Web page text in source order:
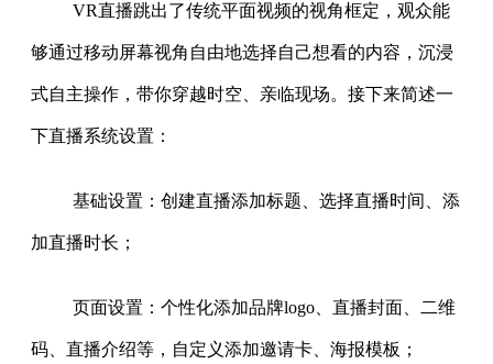
VR直播跳出了传统平面视频的视角框定，观众能
够通过移动屏幕视角自由地选择自己想看的内容，沉浸
式自主操作，带你穿越时空、亲临现场。接下来简述一
下直播系统设置：
基础设置：创建直播添加标题、选择直播时间、添
加直播时长；
页面设置：个性化添加品牌logo、直播封面、二维
码、直播介绍等，自定义添加邀请卡、海报模板；